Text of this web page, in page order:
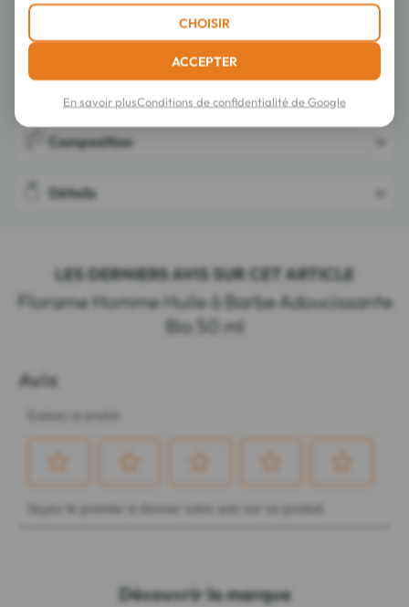
Composition
Détails
LES DERNIERS AVIS SUR CET ARTICLE
Florame Homme Huile à Barbe Adoucissante
Bio 50 ml
Découvrir la marque
CHOISIR
ACCEPTER
En savoir plusConditions de confidentialité de Google